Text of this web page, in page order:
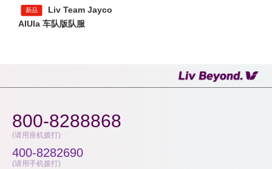
新品
Liv Team Jayco
AlUla 车队版队服
800-8288868
(请用座机拨打)
400-8282690
(请用手机拨打)